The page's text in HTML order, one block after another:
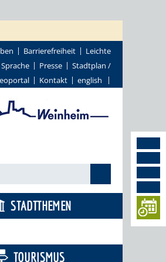
Barrierefreiheit
Leichte
Sprache
Presse
Stadtplan /
Kontakt english
STADTTHEMEN
TOURISMUS